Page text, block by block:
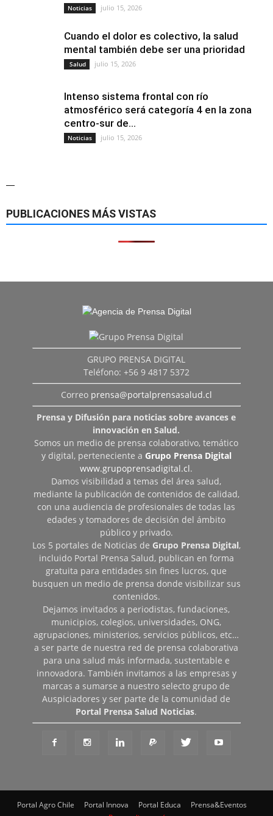
Noticias julio 15, 2026
Cuando el dolor es colectivo, la salud
mental también debe ser una prioridad
Salud julio 15, 2026
Intenso sistema frontal con río
atmosférico será categoría 4 en la zona
centro-sur de...
Noticias julio 15, 2026
—
PUBLICACIONES MÁS VISTAS
GRUPO PRENSA DIGITAL
Teléfono: +56 9 4817 5372
Correo prensa@portalprensasalud.cl
Prensa y Difusión para noticias sobre avances e
innovación en Salud.
Somos un medio de prensa colaborativo, temático
y digital, perteneciente a Grupo Prensa Digital
www.grupoprensadigital.cl.
Damos visibilidad a temas del área salud,
mediante la publicación de contenidos de calidad,
con una audiencia de profesionales de todas las
edades y tomadores de decisión del ámbito
público y privado.
Los 5 portales de Noticias de Grupo Prensa Digital,
incluido Portal Prensa Salud, publican en forma
gratuita para entidades sin fines lucros, que
busquen un medio de prensa donde visibilizar sus
contenidos.
Dejamos invitados a periodistas, fundaciones,
municipios, colegios, universidades, ONG,
agrupaciones, ministerios, servicios públicos, etc…
a ser parte de nuestra red de prensa colaborativa
para una salud más informada, sustentable e
innovadora. También invitamos a las empresas y
marcas a sumarse a nuestro selecto grupo de
Auspiciadores y ser parte de la comunidad de
Portal Prensa Salud Noticias.
Portal Agro Chile Portal Innova Portal Educa
Prensa&Eventos